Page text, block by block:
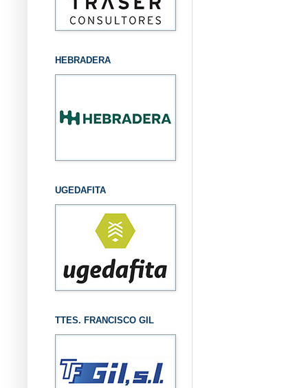
HEBRADERA
UGEDAFITA
TTES. FRANCISCO GIL